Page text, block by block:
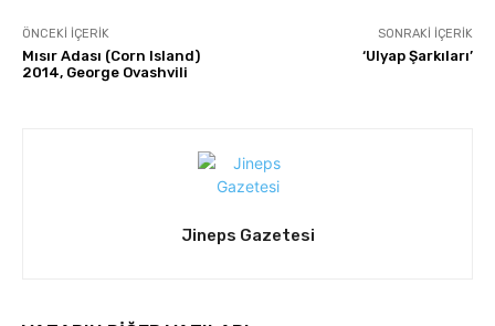
ÖNCEKI İÇERIK
Mısır Adası (Corn Island)
2014, George Ovashvili
SONRAKI İÇERIK
‘Ulyap Şarkıları’
Jineps Gazetesi